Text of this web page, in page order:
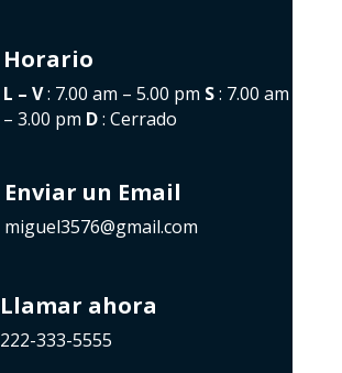
Horario
L – V: 7.00 am – 5.00 pm S: 7.00 am
– 3.00 pm D: Cerrado
Enviar un Email
miguel3576@gmail.com
Llamar ahora
222-333-5555